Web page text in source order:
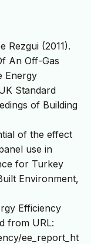
Rezgui (2011).
An Off-Gas
Energy
Standard
of Building
of the effect
use in
for Turkey
Environment,
Efficiency
from URL:
ee_report_ht